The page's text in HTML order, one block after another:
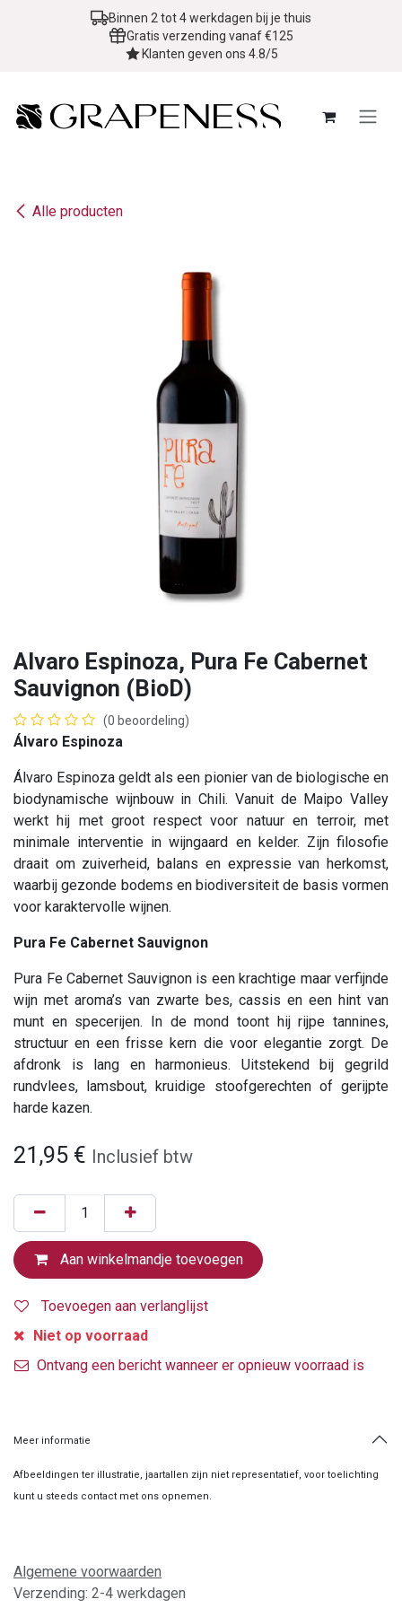
Overslaan naar inhoudBinnen 2 tot 4 werkdagen bij je thuis
Gratis verzending vanaf €125
Klanten geven ons 4.8/5
Alle producten
Alvaro Espinoza, Pura Fe Cabernet
Sauvignon (BioD)
(0 beoordeling)
Álvaro Espinoza
Álvaro Espinoza geldt als een pionier van de biologische en
biodynamische wijnbouw in Chili. Vanuit de Maipo Valley
werkt hij met groot respect voor natuur en terroir, met
minimale interventie in wijngaard en kelder. Zijn filosofie
draait om zuiverheid, balans en expressie van herkomst,
waarbij gezonde bodems en biodiversiteit de basis vormen
voor karaktervolle wijnen.
Pura Fe Cabernet Sauvignon
Pura Fe Cabernet Sauvignon is een krachtige maar verfijnde
wijn met aroma’s van zwarte bes, cassis en een hint van
munt en specerijen. In de mond toont hij rijpe tannines,
structuur en een frisse kern die voor elegantie zorgt. De
afdronk is lang en harmonieus. Uitstekend bij gegrild
rundvlees, lamsbout, kruidige stoofgerechten of gerijpte
harde kazen.
21,95 € Inclusief btw
Aan winkelmandje toevoegen
Toevoegen aan verlanglijst
Niet op voorraad
Ontvang een bericht wanneer er opnieuw voorraad is
Meer informatie
Afbeeldingen ter illustratie, jaartallen zijn niet representatief, voor toelichting
kunt u steeds contact met ons opnemen.
Algemene voorwaarden
Verzending: 2-4 werkdagen